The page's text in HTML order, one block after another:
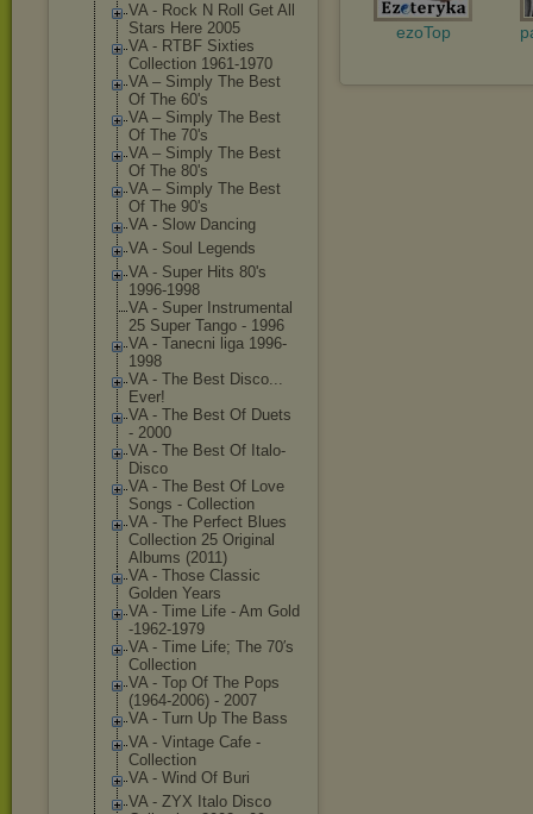
VA - Rock N Roll Get All
Stars Here 2005
VA - RTBF Sixties
Collection 1961-1970
VA ‎– Simply The Best
Of The 60's
VA ‎– Simply The Best
Of The 70's
VA ‎– Simply The Best
Of The 80's
VA ‎– Simply The Best
Of The 90's
VA - Slow Dancing
VA - Soul Legends
VA - Super Hits 80's
1996-1998
VA - Super Instrumental
25 Super Tango - 1996
VA - Tanecni liga 1996-
1998
VA - The Best Disco...
Ever!
VA - The Best Of Duets
- 2000
VA - The Best Of Italo-
Disco
VA - The Best Of Love
Songs - Collection
VA - The Perfect Blues
Collection 25 Original
Albums (2011)
VA - Those Classic
Golden Years
VA - Time Life - Am Gold
-1962-1979
VA - Time Life; The 70′s
Collection
VA - Top Of The Pops
(1964-2006) - 2007
VA - Turn Up The Bass
VA - Vintage Cafe -
Collection
VA - Wind Of Buri
VA - ZYX Italo Disco
ezoTop